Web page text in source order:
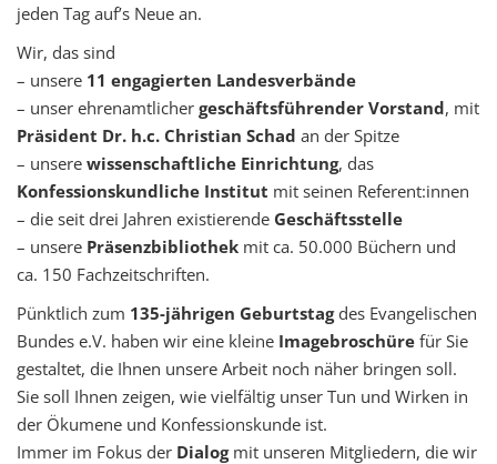
jeden Tag auf’s Neue an.
Wir, das sind
– unsere 11 engagierten Landesverbände
– unser ehrenamtlicher geschäftsführender Vorstand, mit
Präsident Dr. h.c. Christian Schad an der Spitze
– unsere wissenschaftliche Einrichtung, das
Konfessionskundliche Institut mit seinen Referent:innen
– die seit drei Jahren existierende Geschäftsstelle
– unsere Präsenzbibliothek mit ca. 50.000 Büchern und
ca. 150 Fachzeitschriften.
Pünktlich zum 135-jährigen Geburtstagdes Evangelischen
Bundes e.V. haben wir eine kleine Imagebroschüre für Sie
gestaltet, die Ihnen unsere Arbeit noch näher bringen soll.
Sie soll Ihnen zeigen, wie vielfältig unser Tun und Wirken in
der Ökumene und Konfessionskunde ist.
Immer im Fokus der Dialogmit unseren Mitgliedern, die wir